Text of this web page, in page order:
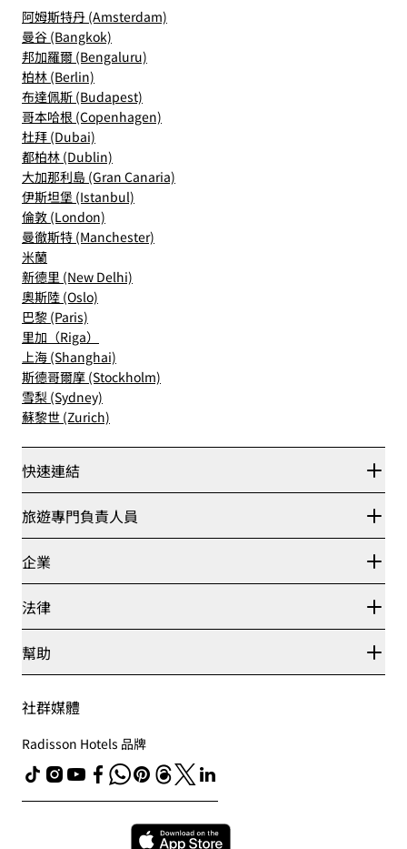
阿姆斯特丹 (Amsterdam)
曼谷 (Bangkok)
邦加羅爾 (Bengaluru)
柏林 (Berlin)
布達佩斯 (Budapest)
哥本哈根 (Copenhagen)
杜拜 (Dubai)
都柏林 (Dublin)
大加那利島 (Gran Canaria)
伊斯坦堡 (Istanbul)
倫敦 (London)
曼徹斯特 (Manchester)
米蘭
新德里 (New Delhi)
奧斯陸 (Oslo)
巴黎 (Paris)
里加（Riga）
上海 (Shanghai)
斯德哥爾摩 (Stockholm)
雪梨 (Sydney)
蘇黎世 (Zurich)
快速連結
Radisson Rewards
Blog
目的地
Radisson Hotels APP
運動認證的酒店
適合家庭的酒店
健康與安全
旅遊專門負責人員
夥伴
企業
麗笙酒店集團
工作機會 RHG
工作機會 PPHE
The Club by RHG
責任企業
採購
法律
隱私權中心
網站使用協定
現代奴役制聲明書
幫助
聯絡
常見問題解答
網站地圖
社群媒體
Radisson Hotels 品牌